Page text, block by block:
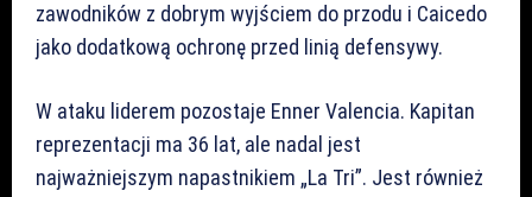
zawodników z dobrym wyjściem do przodu i Caicedo
jako dodatkową ochronę przed linią defensywy.
W ataku liderem pozostaje Enner Valencia. Kapitan
reprezentacji ma 36 lat, ale nadal jest
najważniejszym napastnikiem „La Tri”. Jest również